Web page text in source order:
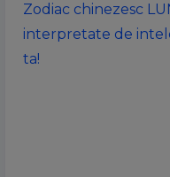
Zodiac chinezesc
interpretate de
ta!